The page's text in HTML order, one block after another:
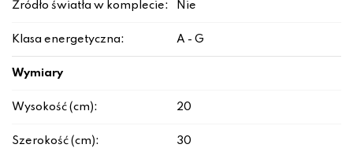
Źródło światła w komplecie: Nie
Klasa energetyczna: A - G
Wymiary
Wysokość (cm): 20
Szerokość (cm): 30